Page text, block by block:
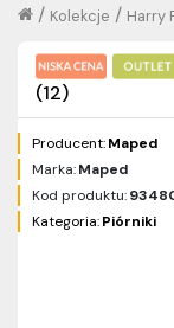
Harry
/
Kolekcje
/
(12)
Producent:Maped
Marka:Maped
Kod produktu:
Kategoria:Piórniki